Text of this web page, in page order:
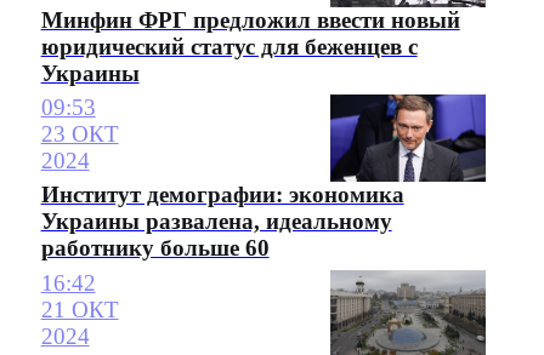
Минфин ФРГ предложил ввести новый
юридический статус для беженцев с
Украины
09:53
23 ОКТ
2024
Институт демографии: экономика
Украины развалена, идеальному
работнику больше 60
16:42
21 ОКТ
2024